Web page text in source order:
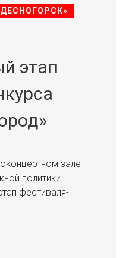
этап
зале
политики
фестиваля-